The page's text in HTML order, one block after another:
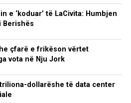
e ‘koduar’ të LaCivita: Humbjen
Berishës
çfarë e frikëson vërtet
vota në Nju Jork
dollarëshe të data center